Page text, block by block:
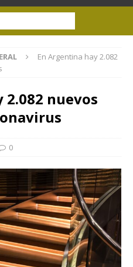
En Argentina hay 2.082
nuevos
0